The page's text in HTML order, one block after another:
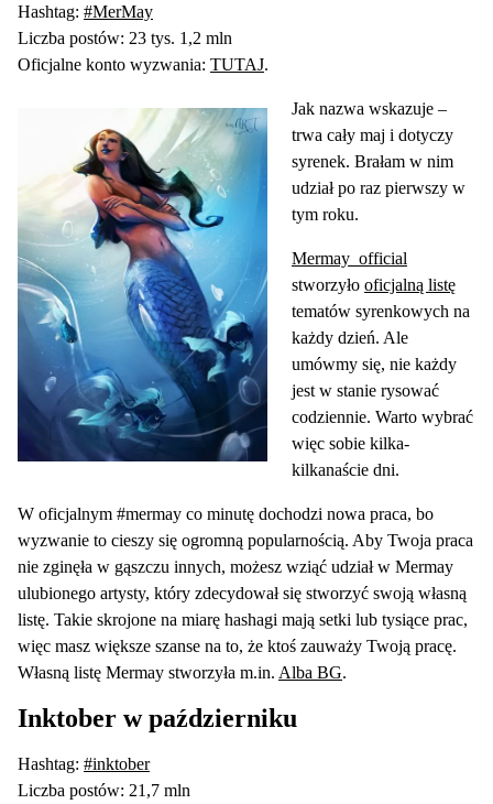
Hashtag: #MerMay
Liczba postów: 23 tys. 1,2 mln
Oficjalne konto wyzwania: TUTAJ.
Jak nazwa wskazuje –
trwa cały maj i dotyczy
syrenek. Brałam w nim
udział po raz pierwszy w
tym roku.
Mermay_official
stworzyło oficjalną listę
tematów syrenkowych na
każdy dzień. Ale
umówmy się, nie każdy
jest w stanie rysować
codziennie. Warto wybrać
więc sobie kilka-
kilkanaście dni.
W oficjalnym #mermay co minutę dochodzi nowa praca, bo
wyzwanie to cieszy się ogromną popularnością. Aby Twoja praca
nie zginęła w gąszczu innych, możesz wziąć udział w Mermay
ulubionego artysty, który zdecydował się stworzyć swoją własną
listę. Takie skrojone na miarę hashagi mają setki lub tysiące prac,
więc masz większe szanse na to, że ktoś zauważy Twoją pracę.
Własną listę Mermay stworzyła m.in. Alba BG.
Inktober w październiku
Hashtag: #inktober
Liczba postów: 21,7 mln